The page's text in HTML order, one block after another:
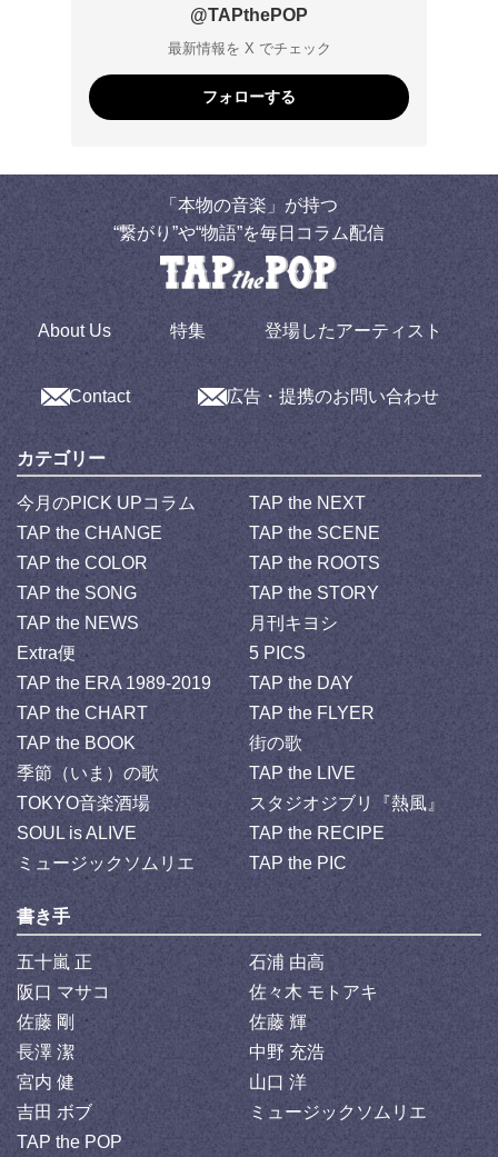
@TAPthePOP
最新情報を X でチェック
フォローする
「本物の音楽」が持つ
“繋がり”や“物語”を毎日コラム配信
About Us 特集 登場したアーティスト
Contact 広告・提携のお問い合わせ
カテゴリー
今月のPICK UPコラム
TAP the NEXT
TAP the CHANGE
TAP the SCENE
TAP the COLOR
TAP the ROOTS
TAP the SONG
TAP the STORY
TAP the NEWS
月刊キヨシ
Extra便
5 PICS
TAP the ERA 1989-2019
TAP the DAY
TAP the CHART
TAP the FLYER
TAP the BOOK
街の歌
季節（いま）の歌
TAP the LIVE
TOKYO音楽酒場
スタジオジブリ『熱風』
SOUL is ALIVE
TAP the RECIPE
ミュージックソムリエ
TAP the PIC
書き手
五十嵐 正
石浦 由高
阪口 マサコ
佐々木 モトアキ
佐藤 剛
佐藤 輝
長澤 潔
中野 充浩
宮内 健
山口 洋
吉田 ボブ
ミュージックソムリエ
TAP the POP